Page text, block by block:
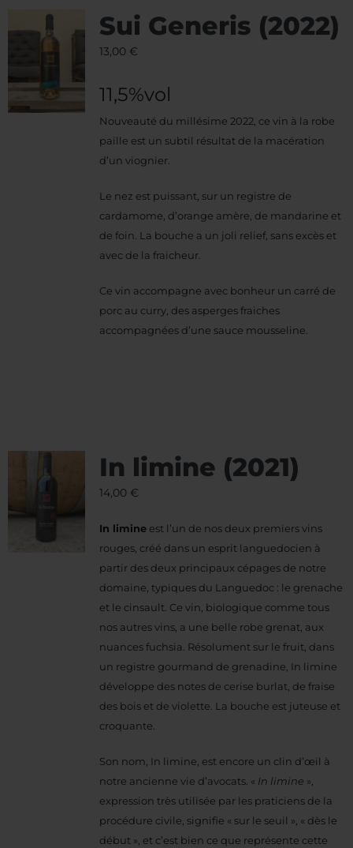
Sui Generis (2022)
13,00 €
11,5%vol
Nouveauté du millésime 2022, ce vin à la robe
paille est un subtil résultat de la macération
d’un viognier.
Le nez est puissant, sur un registre de
cardamome, d’orange amère, de mandarine et
de foin. La bouche a un joli relief, sans excès et
avec de la fraicheur.
Ce vin accompagne avec bonheur un carré de
porc au curry, des asperges fraiches
accompagnées d’une sauce mousseline.
In limine (2021)
14,00 €
In limineest l’un de nos deux premiers vins
rouges, créé dans un esprit languedocien à
partir des deux principaux cépages de notre
domaine, typiques du Languedoc : le grenache
et le cinsault. Ce vin, biologique comme tous
nos autres vins, a une belle robe grenat, aux
nuances fuchsia. Résolument sur le fruit, dans
un registre gourmand de grenadine, In limine
développe des notes de cerise burlat, de fraise
des bois et de violette. La bouche est juteuse et
croquante.
Son nom, In limine, est encore un clin d’œil à
notre ancienne vie d’avocats. « In limine »,
expression très utilisée par les praticiens de la
procédure civile, signifie « sur le seuil », « dès le
début », et c’est bien ce que représente cette